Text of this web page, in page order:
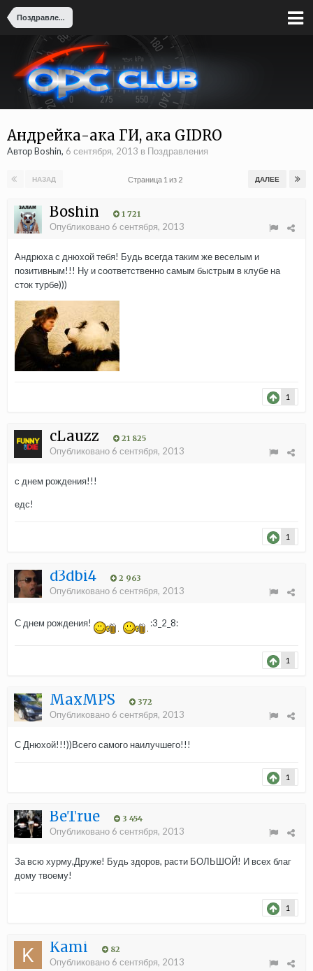
Поздравления
Андрейка-ака ГИ, ака GIDRO
Автор Boshin, 6 сентября, 2013 в Поздравления
НАЗАД ДАЛЕЕ
Страница 1 из 2
Boshin 1 721
Опубликовано 6 сентября, 2013
Андрюха с днюхой тебя! Будь всегда таким же веселым и
позитивным!!! Ну и соответственно самым быстрым в клубе на
сток турбе)))
1
cLauzz 21 825
Опубликовано 6 сентября, 2013
с днем рождения!!!
едс!
1
d3dbi4 2 963
Опубликовано 6 сентября, 2013
С днем рождения! :3_2_8:
1
MaxMPS 372
Опубликовано 6 сентября, 2013
С Днюхой!!!))Всего самого наилучшего!!!
1
BeTrue 3 454
Опубликовано 6 сентября, 2013
За всю хурму,Друже! Будь здоров, расти БОЛЬШОЙ! И всех благ
дому твоему!
1
Kami 82
Опубликовано 6 сентября, 2013